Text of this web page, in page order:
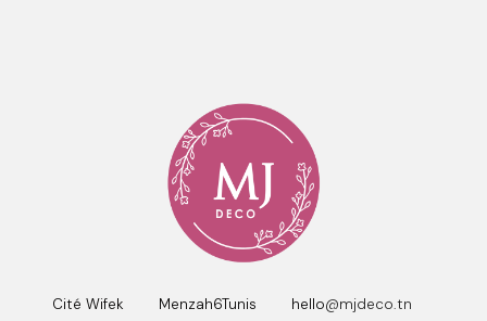
Cité Wifek Menzah6Tunis hello@mjdeco.tn